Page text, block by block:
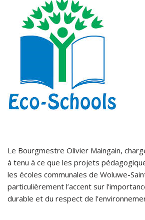
Le Bourgmestre Olivier Maingain,
à tenu à ce que les projets
les écoles communales de Woluwe-
particulièrement l’accent sur
durable et du respect de